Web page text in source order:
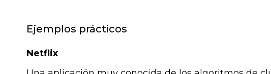
Ejemplos prácticos
Netflix